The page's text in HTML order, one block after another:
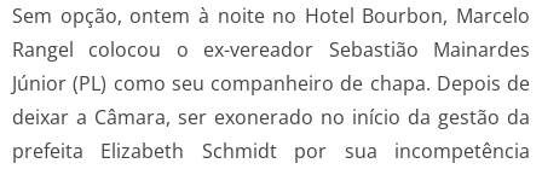
Sem opção, ontem à noite no Hotel Bourbon, Marcelo
Rangel colocou o ex-vereador Sebastião Mainardes
Júnior (PL) como seu companheiro de chapa. Depois de
deixar a Câmara, ser exonerado no início da gestão da
prefeita Elizabeth Schmidt por sua incompetência